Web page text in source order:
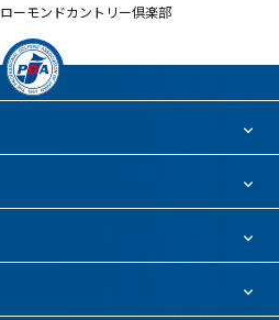
ローモンドカントリー倶楽部